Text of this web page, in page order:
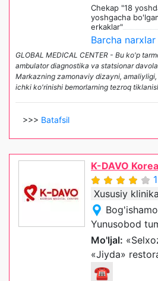
Chekap "18
yoshgacha
erkaklar"
Barcha narxlar
GLOBAL MEDICAL CENTER - Bu ko'p
ambulator diagnostika va statsionar
Markazning zamonaviy dizayni,
ichki ko'rinishi bemorlarning tezroq
>>> Batafsil
K-DAVO
Xususiy klinika
Yunusobod
Mo'ljal:
«Jiyda»
☎